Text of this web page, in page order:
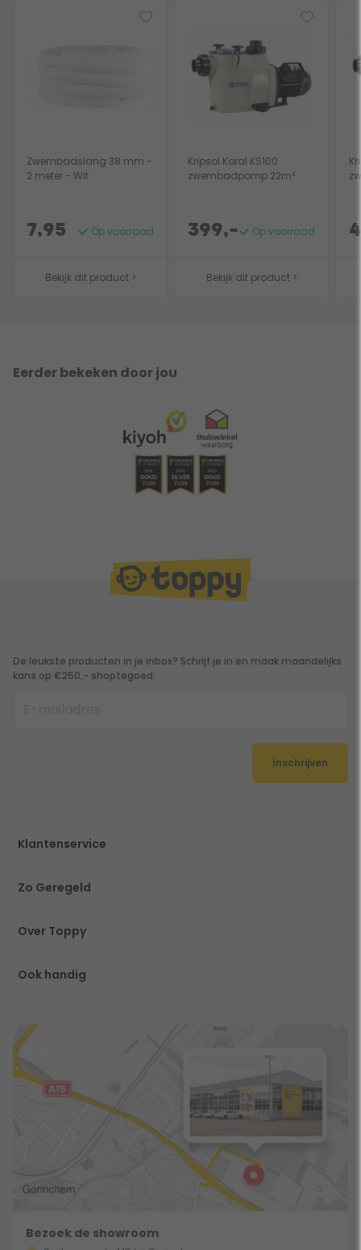
Zwembadslang 38 mm -
2 meter - Wit
7,95 Op voorraad
Bekijk dit product >
Kripsol Koral KS100
zwembadpomp 22m³
399,- Op voorraad
Bekijk dit product >
Eerder bekeken door jou
De leukste producten in je inbox? Schrijf je in en maak maandelijks
kans op €250,- shoptegoed.
Inschrijven
Klantenservice
Zo Geregeld
Over Toppy
Ook handig
Bezoek de showroom